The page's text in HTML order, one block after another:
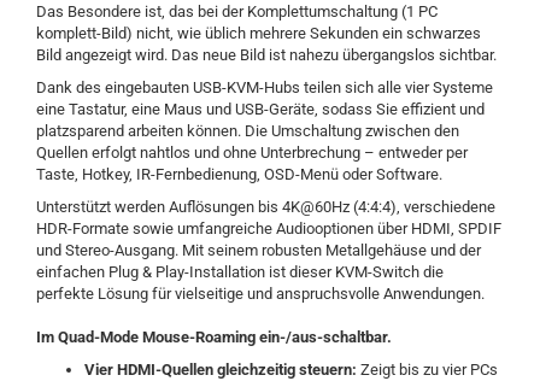
Das Besondere ist, das bei der Komplettumschaltung (1 PC
komplett-Bild) nicht, wie üblich mehrere Sekunden ein schwarzes
Bild angezeigt wird. Das neue Bild ist nahezu übergangslos sichtbar.
Dank des eingebauten USB-KVM-Hubs teilen sich alle vier Systeme
eine Tastatur, eine Maus und USB-Geräte, sodass Sie effizient und
platzsparend arbeiten können. Die Umschaltung zwischen den
Quellen erfolgt nahtlos und ohne Unterbrechung – entweder per
Taste, Hotkey, IR-Fernbedienung, OSD-Menü oder Software.
Unterstützt werden Auflösungen bis 4K@60Hz (4:4:4), verschiedene
HDR-Formate sowie umfangreiche Audiooptionen über HDMI, SPDIF
und Stereo-Ausgang. Mit seinem robusten Metallgehäuse und der
einfachen Plug & Play-Installation ist dieser KVM-Switch die
perfekte Lösung für vielseitige und anspruchsvolle Anwendungen.
Im Quad-Mode Mouse-Roaming ein-/aus-schaltbar.
Vier HDMI-Quellen gleichzeitig steuern: Zeigt bis zu vier PCs